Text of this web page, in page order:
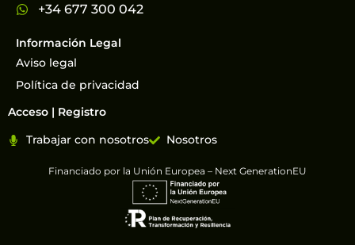
Información Legal
Aviso legal
Política de privacidad
+34 677 300 042
Acceso | Registro
Trabajar con nosotros
Nosotros
Financiado por la Unión Europea – Next GenerationEU